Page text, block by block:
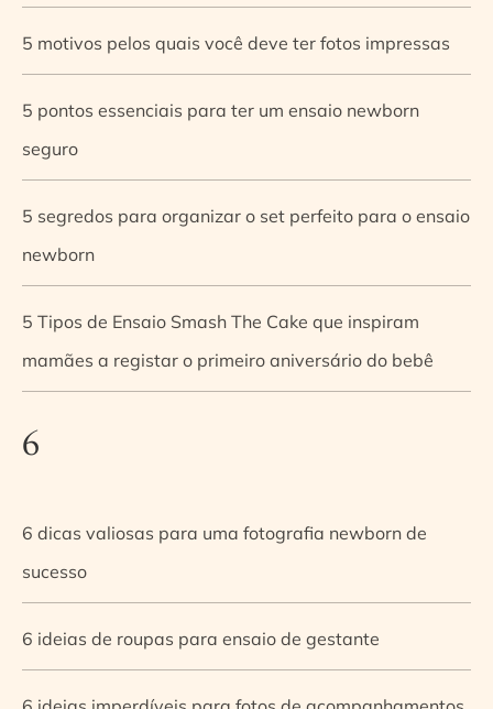
5 motivos pelos quais você deve ter fotos impressas
5 pontos essenciais para ter um ensaio newborn
seguro
5 segredos para organizar o set perfeito para o ensaio
newborn
5 Tipos de Ensaio Smash The Cake que inspiram
mamães a registar o primeiro aniversário do bebê
6
6 dicas valiosas para uma fotografia newborn de
sucesso
6 ideias de roupas para ensaio de gestante